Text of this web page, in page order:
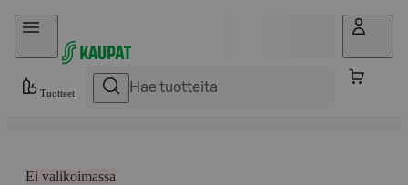
Hyppää sisältöön
Tuotteet
Ei valikoimassa